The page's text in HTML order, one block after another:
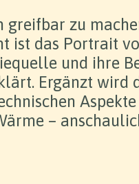
greifbar zu
ist das Portrait
und ihre
Ergänzt wird
–